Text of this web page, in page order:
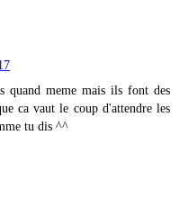
quand meme mais ils font des
ca vaut le coup d'attendre les
tu dis ^^